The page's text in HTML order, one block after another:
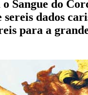
o Sangue do
sereis dados
para a